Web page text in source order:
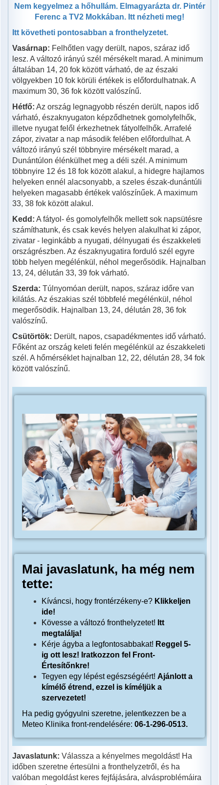
Nem kegyelmez a hőhullám. Elmagyarázta dr. Pintér
Ferenc a TV2 Mokkában. Itt nézheti meg!
Itt követheti pontosabban a fronthelyzetet.
Vasárnap: Felhőtlen vagy derült, napos, száraz idő
lesz. A változó irányú szél mérsékelt marad. A minimum
általában 14, 20 fok között várható, de az északi
völgyekben 10 fok körüli értékek is előfordulhatnak. A
maximum 30, 36 fok között valószínű.
Hétfő: Az ország legnagyobb részén derült, napos idő
várható, északnyugaton képződhetnek gomolyfelhők,
illetve nyugat felől érkezhetnek fátyolfelhők. Arrafelé
zápor, zivatar a nap második felében előfordulhat. A
változó irányú szél többnyire mérsékelt marad, a
Dunántúlon élénkülhet meg a déli szél. A minimum
többnyire 12 és 18 fok között alakul, a hidegre hajlamos
helyeken ennél alacsonyabb, a szeles észak-dunántúli
helyeken magasabb értékek valószínűek. A maximum
33, 38 fok között alakul.
Kedd: A fátyol- és gomolyfelhők mellett sok napsütésre
számíthatunk, és csak kevés helyen alakulhat ki zápor,
zivatar - leginkább a nyugati, délnyugati és északkeleti
országrészben. Az északnyugatira forduló szél egyre
több helyen megélénkül, néhol megerősödik. Hajnalban
13, 24, délután 33, 39 fok várható.
Szerda: Túlnyomóan derült, napos, száraz időre van
kilátás. Az északias szél többfelé megélénkül, néhol
megerősödik. Hajnalban 13, 24, délután 28, 36 fok
valószínű.
Csütörtök: Derült, napos, csapadékmentes idő várható.
Főként az ország keleti felén megélénkül az északkeleti
szél. A hőmérséklet hajnalban 12, 22, délután 28, 34 fok
között valószínű.
Mai javaslatunk, ha még nem
tette:
Kíváncsi, hogy frontérzékeny-e? Klikkeljen
ide!
Kövesse a változó fronthelyzetet! Itt
megtalálja!
Kérje ágyba a legfontosabbakat! Reggel 5-
ig ott lesz! Iratkozzon fel Front-
Értesítőnkre!
Tegyen egy lépést egészségéért! Ajánlott a
kímélő étrend, ezzel is kíméljük a
szervezetet!
Ha pedig gyógyulni szeretne, jelentkezzen be a
Meteo Klinika front-rendelésére: 06-1-296-0513.
Javaslatunk: Válassza a kényelmes megoldást! Ha
időben szeretne értesülni a fronthelyzetről, és ha
valóban megoldást keres fejfájására, alvásproblémáira